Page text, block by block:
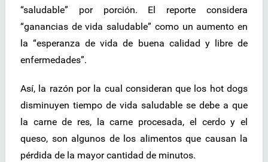
“saludable” por porción. El reporte considera
“ganancias de vida saludable” como un aumento en
la “esperanza de vida de buena calidad y libre de
enfermedades”.
Así, la razón por la cual consideran que los hot dogs
disminuyen tiempo de vida saludable se debe a que
la carne de res, la carne procesada, el cerdo y el
queso, son algunos de los alimentos que causan la
pérdida de la mayor cantidad de minutos.